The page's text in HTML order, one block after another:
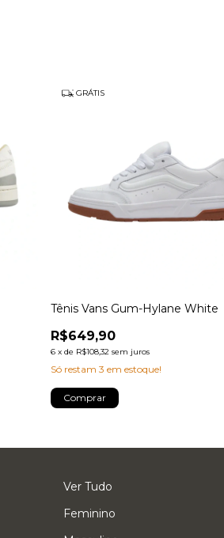
GRÁTIS
Tênis Vans Gum-Hylane White
R$649,90
6 x de R$108,32 sem juros
Só restam 3 em estoque!
Comprar
Ver Tudo
Feminino